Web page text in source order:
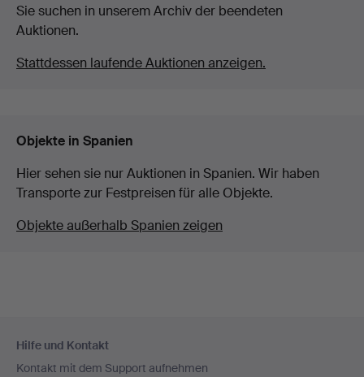
Sie suchen in unserem Archiv der beendeten
Auktionen.
Stattdessen laufende Auktionen anzeigen.
Objekte in Spanien
Hier sehen sie nur Auktionen in Spanien. Wir haben
Transporte zur Festpreisen für alle Objekte.
Objekte außerhalb Spanien zeigen
Navigation
Hilfe und Kontakt
Kontakt mit dem Support aufnehmen